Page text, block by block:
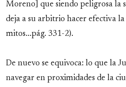
Moreno] que siendo peligrosa la
deja a su arbitrio hacer efectiva
mitos...pág. 331-2).
De nuevo se equivoca: lo que la
navegar en proximidades de la